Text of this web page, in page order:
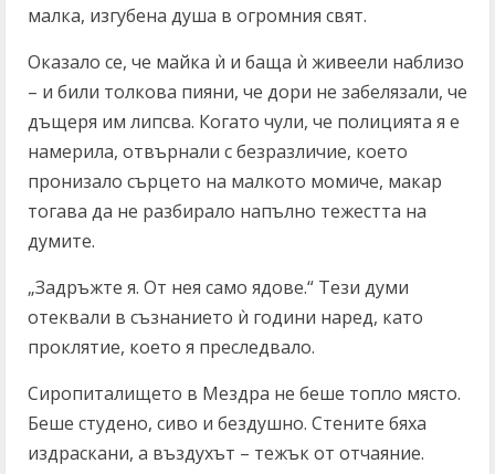
малка, изгубена душа в огромния свят.
Оказало се, че майка ѝ и баща ѝ живеели наблизо
– и били толкова пияни, че дори не забелязали, че
дъщеря им липсва. Когато чули, че полицията я е
намерила, отвърнали с безразличие, което
пронизало сърцето на малкото момиче, макар
тогава да не разбирало напълно тежестта на
думите.
„Задръжте я. От нея само ядове.“ Тези думи
отеквали в съзнанието ѝ години наред, като
проклятие, което я преследвало.
Сиропиталището в Мездра не беше топло място.
Беше студено, сиво и бездушно. Стените бяха
издраскани, а въздухът – тежък от отчаяние.